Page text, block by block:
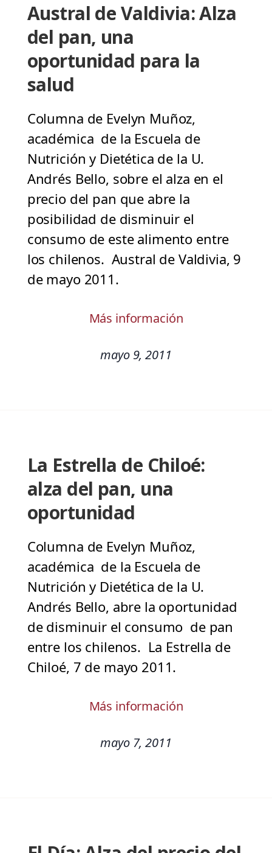
Austral de Valdivia: Alza
del pan, una
oportunidad para la
salud
Columna de Evelyn Muñoz,
académica de la Escuela de
Nutrición y Dietética de la U.
Andrés Bello, sobre el alza en el
precio del pan que abre la
posibilidad de disminuir el
consumo de este alimento entre
los chilenos. Austral de Valdivia, 9
de mayo 2011.
Más información
mayo 9, 2011
La Estrella de Chiloé:
alza del pan, una
oportunidad
Columna de Evelyn Muñoz,
académica de la Escuela de
Nutrición y Dietética de la U.
Andrés Bello, abre la oportunidad
de disminuir el consumo de pan
entre los chilenos. La Estrella de
Chiloé, 7 de mayo 2011.
Más información
mayo 7, 2011